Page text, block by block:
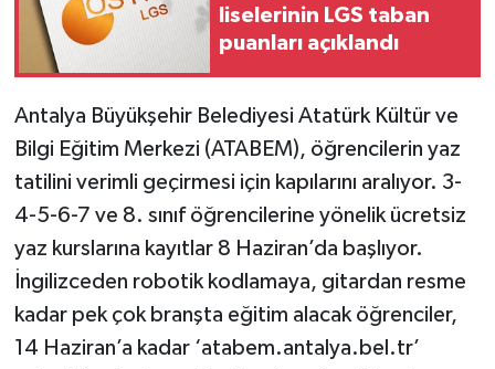
liselerinin LGS taban
puanları açıklandı
Antalya Büyükşehir Belediyesi Atatürk Kültür ve
Bilgi Eğitim Merkezi (ATABEM), öğrencilerin yaz
tatilini verimli geçirmesi için kapılarını aralıyor. 3-
4-5-6-7 ve 8. sınıf öğrencilerine yönelik ücretsiz
yaz kurslarına kayıtlar 8 Haziran’da başlıyor.
İngilizceden robotik kodlamaya, gitardan resme
kadar pek çok branşta eğitim alacak öğrenciler,
14 Haziran’a kadar ‘atabem.antalya.bel.tr’